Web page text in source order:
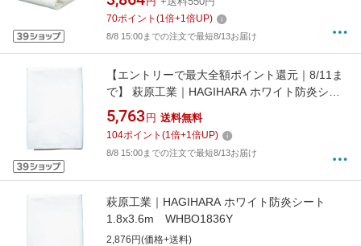
70ポイント (1倍+1倍UP)
8/8 15:00までの注文で最短8/13お届け
【エントリーで最大全額ポイント還元｜8/11ま
で】 萩原工業｜HAGIHARA ホワイト防炎シー
ト 3.6x5.4m WHBO3654Y《※画像はイメー
ジです。実際の商品とは異なります》
5,763 円 送料無料
104ポイント (1倍+1倍UP)
8/8 15:00までの注文で最短8/13お届け
萩原工業｜HAGIHARA ホワイト防炎シート
1.8x3.6m WHBO1836Y
2,876円(価格+送料)